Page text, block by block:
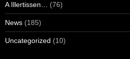
A Illertissen… (76)
News (185)
Uncategorized (10)